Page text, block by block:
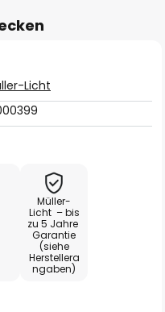
Licht
Müller-
Licht – bis
zu 5 Jahre
Garantie
(siehe
Herstellera
ngaben)